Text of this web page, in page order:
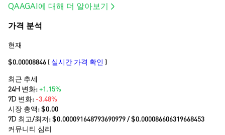
QAAGAI에 대해 더 알아보기
가격 분석
현재
$0.00008846 ( 실시간 가격 확인 )
최근 추세
24H 변화:+1.15%
7D 변화: -3.48%
시장 총액:$0.00
7D 최고/최저: $0.000091648793690979/ $0.000086606319668453
커뮤니티 심리